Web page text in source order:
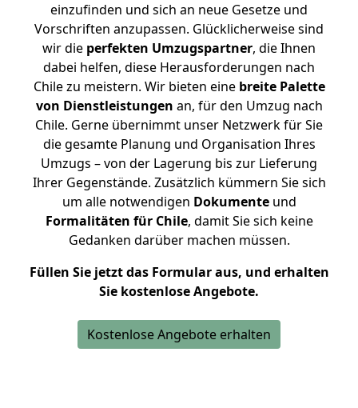
einzufinden und sich an neue Gesetze und
Vorschriften anzupassen. Glücklicherweise sind
wir die perfekten Umzugspartner, die Ihnen
dabei helfen, diese Herausforderungen nach
Chile zu meistern. Wir bieten eine breite Palette
von Dienstleistungen an, für den Umzug nach
Chile. Gerne übernimmt unser Netzwerk für Sie
die gesamte Planung und Organisation Ihres
Umzugs – von der Lagerung bis zur Lieferung
Ihrer Gegenstände. Zusätzlich kümmern Sie sich
um alle notwendigen Dokumenteund
Formalitäten für Chile, damit Sie sich keine
Gedanken darüber machen müssen.
Füllen Sie jetzt das Formular aus, und erhalten
Sie kostenlose Angebote.
Kostenlose Angebote erhalten